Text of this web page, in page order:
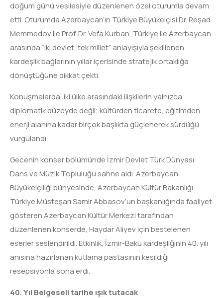
doğum günü vesilesiyle düzenlenen özel oturumla devam
etti. Oturumda Azerbaycan’ın Türkiye Büyükelçisi Dr. Reşad
Memmedov ile Prof. Dr. Vefa Kurban, Türkiye ile Azerbaycan
arasında “iki devlet, tek millet” anlayışıyla şekillenen
kardeşlik bağlarının yıllar içerisinde stratejik ortaklığa
dönüştüğüne dikkat çekti.
Konuşmalarda, iki ülke arasındaki ilişkilerin yalnızca
diplomatik düzeyde değil; kültürden ticarete, eğitimden
enerji alanına kadar birçok başlıkta güçlenerek sürdüğü
vurgulandı.
Gecenin konser bölümünde İzmir Devlet Türk Dünyası
Dans ve Müzik Topluluğu sahne aldı. Azerbaycan
Büyükelçiliği bünyesinde, Azerbaycan Kültür Bakanlığı
Türkiye Müsteşarı Samir Abbasov’un başkanlığında faaliyet
gösteren Azerbaycan Kültür Merkezi tarafından
düzenlenen konserde, Haydar Aliyev için bestelenen
eserler seslendirildi. Etkinlik, İzmir-Bakü kardeşliğinin 40. yılı
anısına hazırlanan kutlama pastasının kesildiği
resepsiyonla sona erdi.
40. Yıl Belgeseli tarihe ışık tutacak